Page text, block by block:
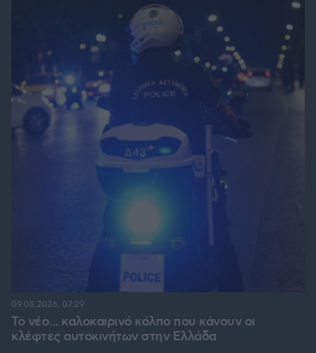
Το νέο... καλοκαιρινό κόλπο που κάνουν οι
κλέφτες αυτοκινήτων στην Ελλάδα
09.08.2026, 07:29